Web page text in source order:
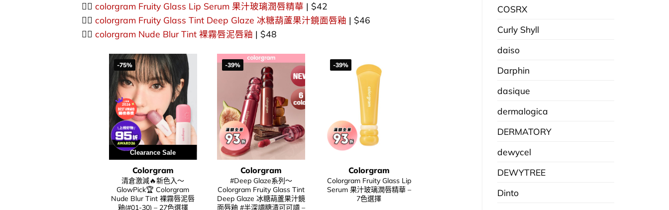
👉🏻 colorgram Fruity Glass Lip Serum 果汁玻璃潤唇精華 | $42
👉🏻 colorgram Fruity Glass Tint Deep Glaze 冰糖葫蘆果汁鏡面唇釉 | $46
👉🏻 colorgram Nude Blur Tint 裸霧唇泥唇釉 | $48
-75%
Clearance Sale
Colorgram
清倉激減🔥新色入～
GlowPick🏆 Colorgram
Nude Blur Tint 裸霧唇泥唇
釉(#01-30) – 27色選擇
-39%
Colorgram
#Deep Glaze系列～
Colorgram Fruity Glass Tint
Deep Glaze 冰糖葫蘆果汁鏡
面唇釉 #半深調糖漬可可調 –
-39%
Colorgram
Colorgram Fruity Glass Lip
Serum 果汁玻璃潤唇精華 –
7色選擇
COSRX
Curly Shyll
daiso
Darphin
dasique
dermalogica
DERMATORY
dewycel
DEWYTREE
Dinto